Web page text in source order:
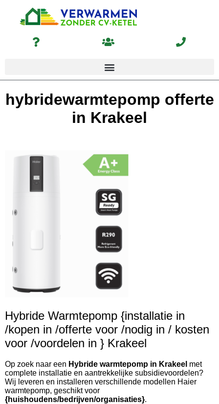
hybridewarmtepomp offerte
in Krakeel
Hybride Warmtepomp {installatie in
/kopen in /offerte voor /nodig in / kosten
voor /voordelen in } Krakeel
Op zoek naar een Hybride warmtepomp in Krakeel met
complete installatie en aantrekkelijke subsidievoordelen?
Wij leveren en installeren verschillende modellen Haier
warmtepomp, geschikt voor
{huishoudens/bedrijven/organisaties}.